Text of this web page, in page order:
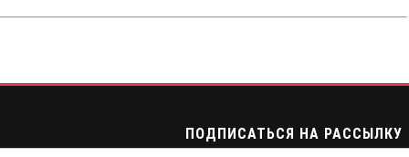
ПОДПИСАТЬСЯ НА РАССЫЛКУ